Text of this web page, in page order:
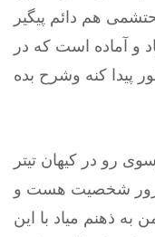
هم دائم پیگیر
و آماده است که در
رو در کیهان تیتر
ترور شخصیت هست و
ذهنم میاد با این